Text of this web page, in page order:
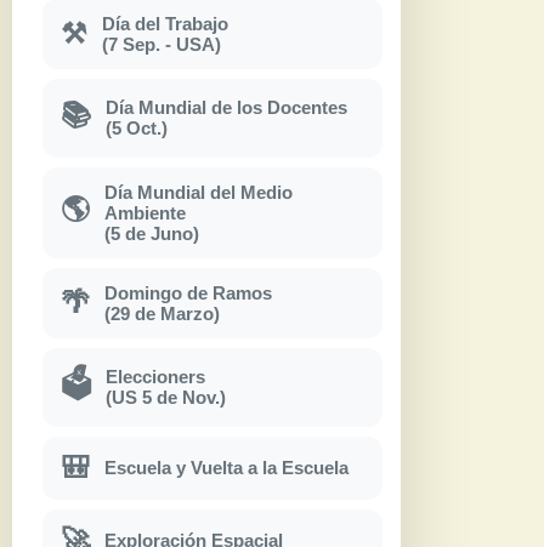
⚒
Día del Trabajo
(7 Sep. - USA)
📚
Día Mundial de los Docentes
(5 Oct.)
🌎
Día Mundial del Medio
Ambiente
(5 de Juno)
🌴
Domingo de Ramos
(29 de Marzo)
🗳
Eleccioners
(US 5 de Nov.)
🎒 Escuela y Vuelta a la Escuela
🚀 Exploración Espacial